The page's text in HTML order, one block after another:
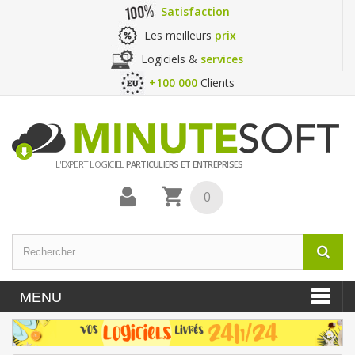
Satisfaction
Les meilleurs prix
Logiciels & services
+100 000 Clients
L'EXPERT LOGICIELPARTICULIERS ET ENTREPRISES
0
MENU